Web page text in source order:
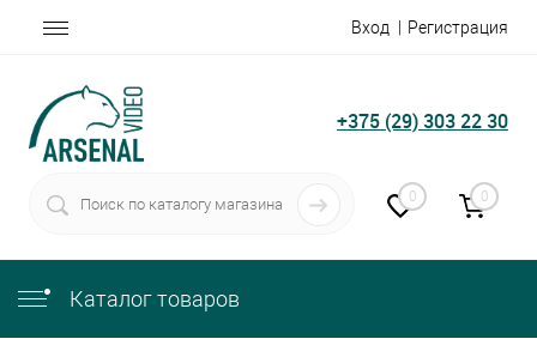
Вход Регистрация
+375 (29) 303 22 30
0 0
Каталог товаров